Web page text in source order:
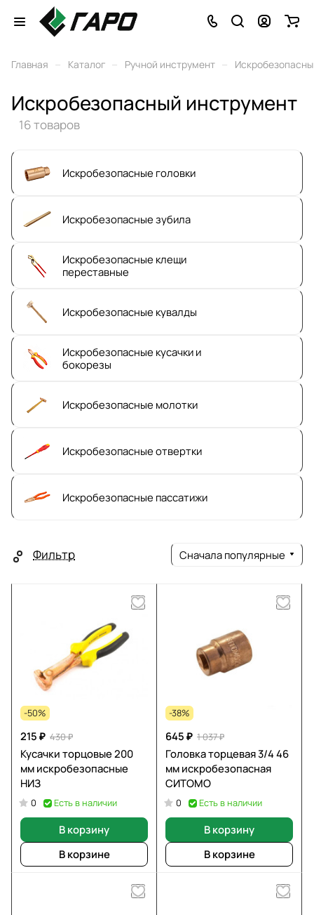
Главная – Каталог – Ручной инструмент –
Искробезопасный инструмент
16 товаров
Искробезопасные головки
Искробезопасные зубила
Искробезопасные клещи
переставные
Искробезопасные кувалды
Искробезопасные кусачки и
бокорезы
Искробезопасные молотки
Искробезопасные отвертки
Искробезопасные пассатижи
Фильтр Сначала популярные
-50%
215 ₽ 430 ₽
Кусачки торцовые 200
мм искробезопасные
НИЗ
0 Есть в наличии
В корзину
В корзине
-38%
645 ₽ 1 037 ₽
Головка торцевая 3/4 46
мм искробезопасная
СИТОМО
0 Есть в наличии
В корзину
В корзине